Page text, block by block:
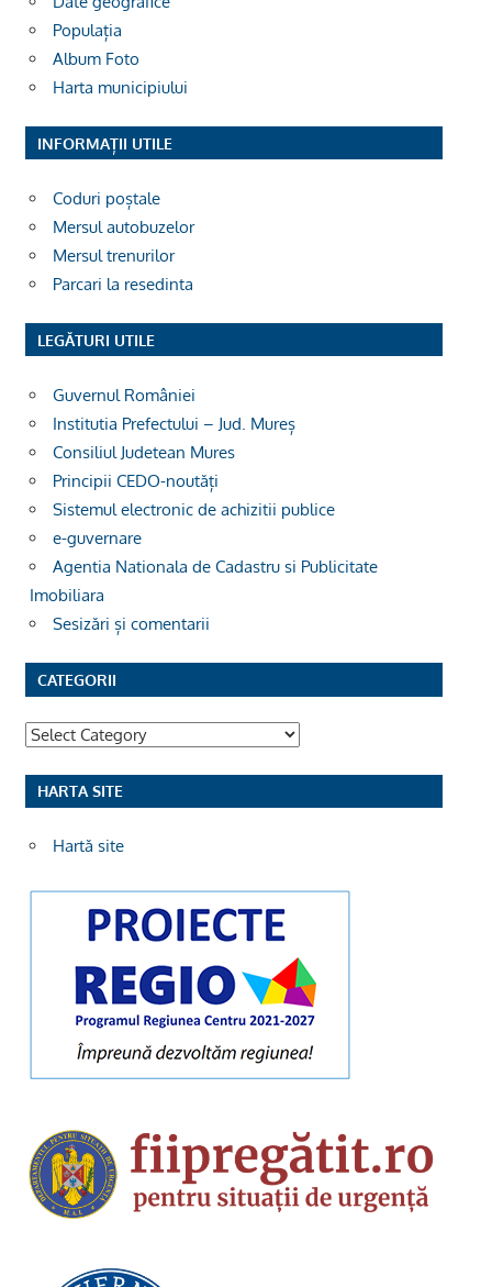
Populația
Album Foto
Harta municipiului
INFORMAȚII UTILE
Coduri poștale
Mersul autobuzelor
Mersul trenurilor
Parcari la resedinta
LEGĂTURI UTILE
Guvernul României
Institutia Prefectului – Jud. Mureș
Consiliul Judetean Mures
Principii CEDO-noutăți
Sistemul electronic de achizitii publice
e-guvernare
Agentia Nationala de Cadastru si Publicitate
Imobiliara
Sesizări și comentarii
CATEGORII
Categorii
HARTA SITE
Hartă site